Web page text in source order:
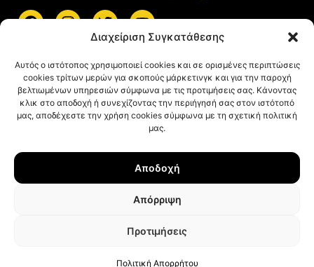
Διαχείριση Συγκατάθεσης
Αυτός ο ιστότοπος χρησιμοποιεί cookies και σε ορισμένες περιπτώσεις
cookies τρίτων μερών για σκοπούς μάρκετινγκ και για την παροχή
βελτιωμένων υπηρεσιών σύμφωνα με τις προτιμήσεις σας. Κάνοντας
κλικ στο αποδοχή ή συνεχίζοντας την περιήγησή σας στον ιστότοπό
μας, αποδέχεστε την χρήση cookies σύμφωνα με τη σχετική πολιτική
μας.
Αποδοχή
Απόρριψη
Προτιμήσεις
Πολιτική Απορρήτου
Όροι Χρήσης
Πολιτική Cookies
© ΑΡΗΣ Α.Σ. All rights reserved.